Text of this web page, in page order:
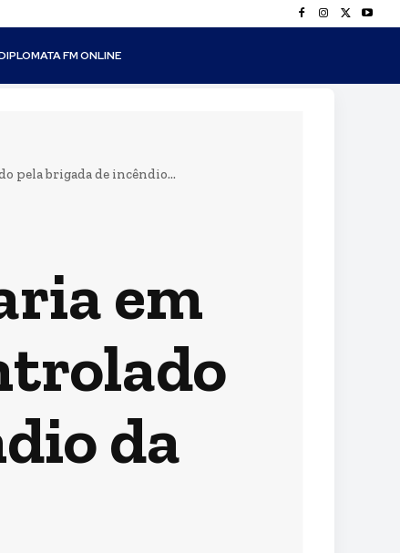
FM ONLINE
pela brigada de incêndio...
em
da